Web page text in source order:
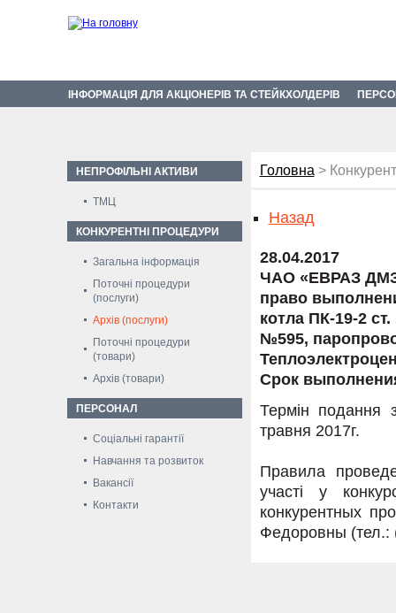
ІНФОРМАЦІЯ ДЛЯ АКЦІОНЕРІВ ТА СТЕЙКХОЛДЕРІВ
НЕПРОФІЛЬНІ АКТИВИ
ТМЦ
КОНКУРЕНТНІ ПРОЦЕДУРИ
Загальна інформація
Поточні процедури
(послуги)
Архів (послуги)
Поточні процедури
(товари)
Архів (товари)
ПЕРСОНАЛ
Соціальні гарантії
Навчання та розвиток
Вакансії
Контакти
Головна >
Назад
28.04.2017
ЧАО «ЕВРАЗ
право
котла ПК-19-2
№595,
Срок
Термін подання
травня 2017г.
Правила
участі у
конкурентных
Федоровны (тел.: